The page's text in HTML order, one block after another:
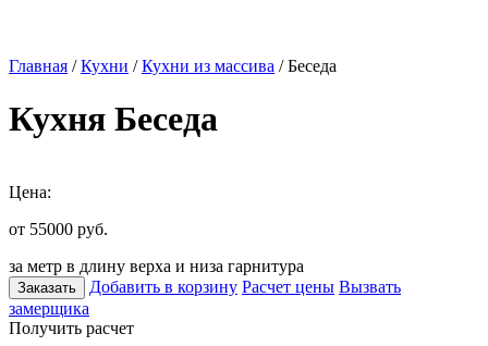
Главная /Кухни /Кухни из массива / Беседа
Кухня Беседа
Цена:
от 55000 руб.
за метр в длину верха и низа гарнитура
Заказать Добавить в корзину Расчет цены Вызвать
замерщика
Получить расчет